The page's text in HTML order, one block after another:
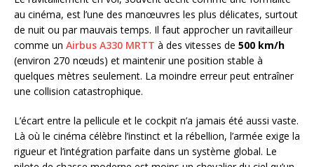
au cinéma, est l’une des manœuvres les plus délicates, surtout
de nuit ou par mauvais temps. Il faut approcher un ravitailleur
comme un Airbus A330 MRTT à des vitesses de 500 km/h
(environ 270 nœuds) et maintenir une position stable à
quelques mètres seulement. La moindre erreur peut entraîner
une collision catastrophique.
L’écart entre la pellicule et le cockpit n’a jamais été aussi vaste.
Là où le cinéma célèbre l’instinct et la rébellion, l’armée exige la
rigueur et l’intégration parfaite dans un système global. Le